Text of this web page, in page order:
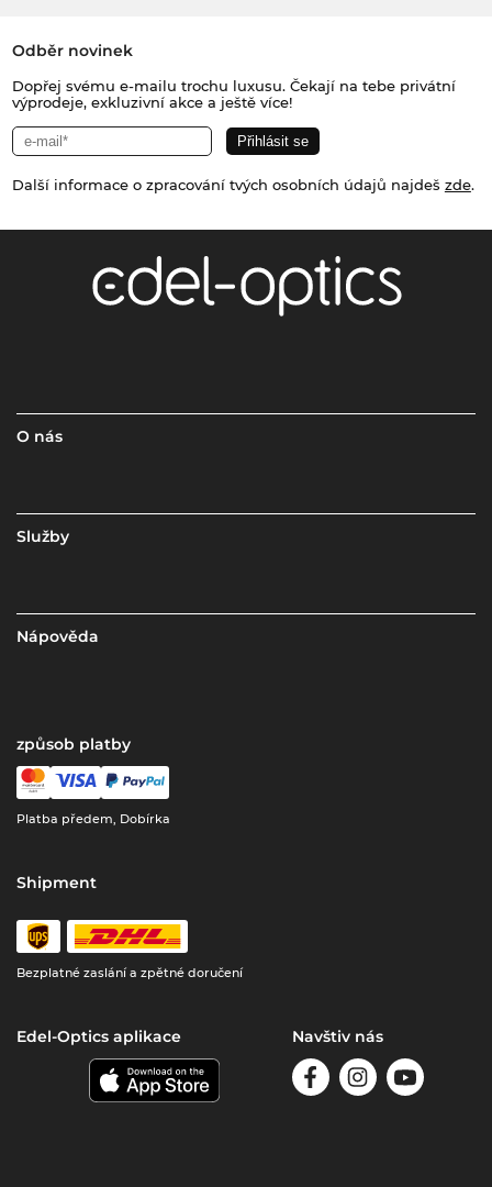
Odběr novinek
Dopřej svému e-mailu trochu luxusu. Čekají na tebe privátní
výprodeje, exkluzivní akce a ještě více!
Další informace o zpracování tvých osobních údajů najdeš zde.
O nás
Služby
Nápověda
způsob platby
Platba předem, Dobírka
Shipment
Bezplatné zaslání a zpětné doručení
Edel-Optics aplikace Navštiv nás